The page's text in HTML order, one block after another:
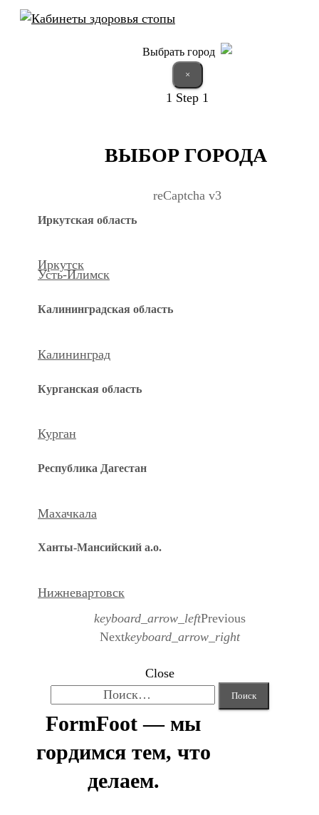
Выбрать город
×
1 Step 1
ВЫБОР ГОРОДА
reCaptcha v3
Иркутская область
Иркутск
Усть-Илимск
Калининградская область
Калининград
Курганская область
Курган
Республика Дагестан
Махачкала
Ханты-Мансийский а.о.
Нижневартовск
keyboard_arrow_leftPrevious
Nextkeyboard_arrow_right
Close
FormFoot — мы
гордимся тем, что
делаем.